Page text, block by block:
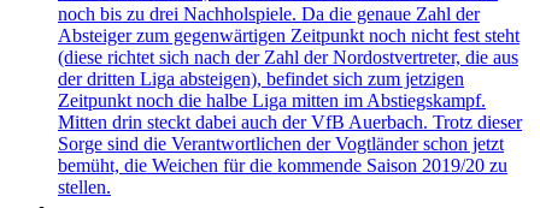
noch bis zu drei Nachholspiele. Da die genaue Zahl der
Absteiger zum gegenwärtigen Zeitpunkt noch nicht fest steht
(diese richtet sich nach der Zahl der Nordostvertreter, die aus
der dritten Liga absteigen), befindet sich zum jetzigen
Zeitpunkt noch die halbe Liga mitten im Abstiegskampf.
Mitten drin steckt dabei auch der VfB Auerbach. Trotz dieser
Sorge sind die Verantwortlichen der Vogtländer schon jetzt
bemüht, die Weichen für die kommende Saison 2019/20 zu
stellen.